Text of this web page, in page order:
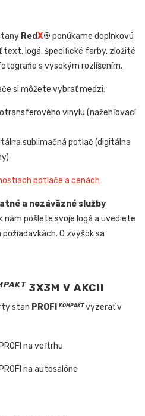
RedX® ponúkame doplnkovú
text, logá, špecifické farby, zložité
s vysokým rozlíšením.
si môžete vybrať medzi:
vinylu (nažehľovací
sublimačná potlač (digitálna
potlače a cenách
a nezáväzné služby
nám pošlete svoje logá a uvediete
O zvyšok sa
3X3M V AKCII
stan PROFIKOMPAKTvyzerať v